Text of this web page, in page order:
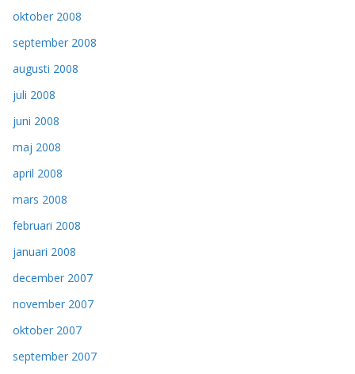
oktober 2008
september 2008
augusti 2008
juli 2008
juni 2008
maj 2008
april 2008
mars 2008
februari 2008
januari 2008
december 2007
november 2007
oktober 2007
september 2007